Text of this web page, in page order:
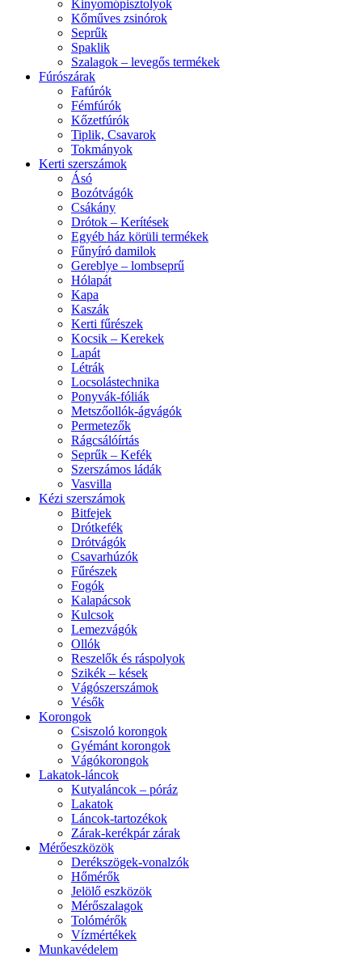
Kinyomópisztolyok
Kőműves zsinórok
Seprűk
Spaklik
Szalagok – levegős termékek
Fúrószárak
Fafúrók
Fémfúrók
Kőzetfúrók
Tiplik, Csavarok
Tokmányok
Kerti szerszámok
Ásó
Bozótvágók
Csákány
Drótok – Kerítések
Egyéb ház körüli termékek
Fűnyíró damilok
Gereblye – lombseprű
Hólapát
Kapa
Kaszák
Kerti fűrészek
Kocsik – Kerekek
Lapát
Létrák
Locsolástechnika
Ponyvák-fóliák
Metszőollók-ágvágók
Permetezők
Rágcsálóírtás
Seprűk – Kefék
Szerszámos ládák
Vasvilla
Kézi szerszámok
Bitfejek
Drótkefék
Drótvágók
Csavarhúzók
Fűrészek
Fogók
Kalapácsok
Kulcsok
Lemezvágók
Ollók
Reszelők és ráspolyok
Szikék – kések
Vágószerszámok
Vésők
Korongok
Csiszoló korongok
Gyémánt korongok
Vágókorongok
Lakatok-láncok
Kutyaláncok – póráz
Lakatok
Láncok-tartozékok
Zárak-kerékpár zárak
Mérőeszközök
Derékszögek-vonalzók
Hőmérők
Jelölő eszközök
Mérőszalagok
Tolómérők
Vízmértékek
Munkavédelem